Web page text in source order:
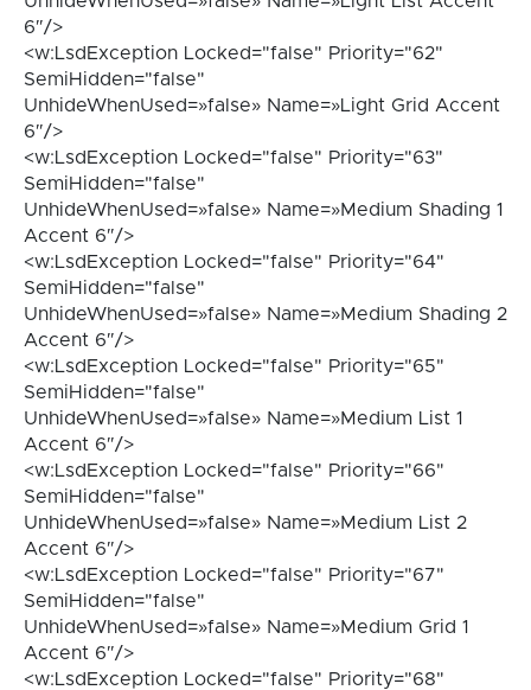
6″/>
<w:LsdException Locked="false" Priority="62"
SemiHidden="false"
UnhideWhenUsed=»false» Name=»Light Grid Accent
6″/>
<w:LsdException Locked="false" Priority="63"
SemiHidden="false"
UnhideWhenUsed=»false» Name=»Medium Shading 1
Accent 6″/>
<w:LsdException Locked="false" Priority="64"
SemiHidden="false"
UnhideWhenUsed=»false» Name=»Medium Shading 2
Accent 6″/>
<w:LsdException Locked="false" Priority="65"
SemiHidden="false"
UnhideWhenUsed=»false» Name=»Medium List 1
Accent 6″/>
<w:LsdException Locked="false" Priority="66"
SemiHidden="false"
UnhideWhenUsed=»false» Name=»Medium List 2
Accent 6″/>
<w:LsdException Locked="false" Priority="67"
SemiHidden="false"
UnhideWhenUsed=»false» Name=»Medium Grid 1
Accent 6″/>
<w:LsdException Locked="false" Priority="68"